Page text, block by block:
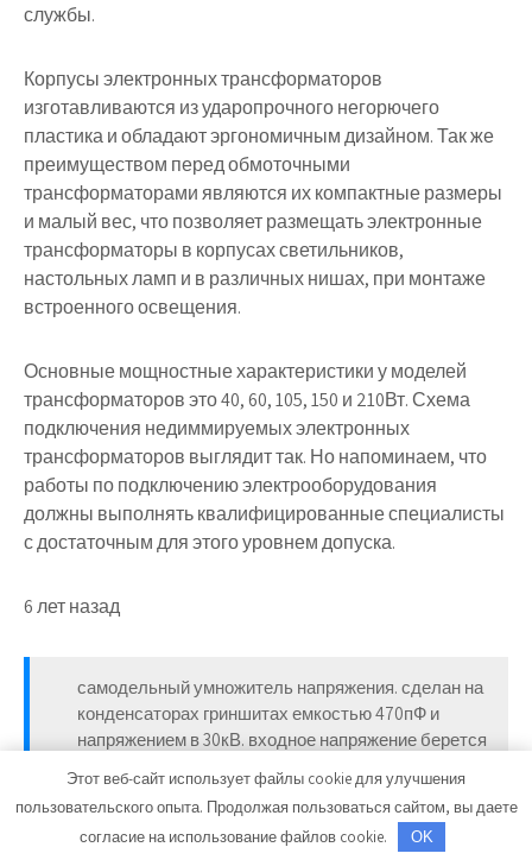
службы.
Корпусы электронных трансформаторов
изготавливаются из ударопрочного негорючего
пластика и обладают эргономичным дизайном. Так же
преимуществом перед обмоточными
трансформаторами являются их компактные размеры
и малый вес, что позволяет размещать электронные
трансформаторы в корпусах светильников,
настольных ламп и в различных нишах, при монтаже
встроенного освещения.
Основные мощностные характеристики у моделей
трансформаторов это 40, 60, 105, 150 и 210Вт. Схема
подключения недиммируемых электронных
трансформаторов выглядит так. Но напоминаем, что
работы по подключению электрооборудования
должны выполнять квалифицированные специалисты
с достаточным для этого уровнем допуска.
6 лет назад
самодельный умножитель напряжения. сделан на
конденсаторах гриншитах емкостью 470пФ и
напряжением в 30кВ. входное напряжение берется
умножителе типа 2Ц106Г.
Этот веб-сайт использует файлы cookie для улучшения
пользовательского опыта. Продолжая пользоваться сайтом, вы даете
согласие на использование файлов cookie.
OK